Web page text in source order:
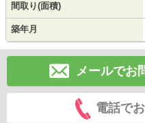
間取り(面積)
築年月
メールでお
電話で